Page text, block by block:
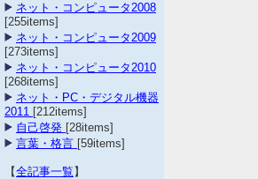
ネット・コンピュータ2008
[255items]
ネット・コンピュータ2009
[273items]
ネット・コンピュータ2010
[268items]
ネット・PC・デジタル機器
2011 [212items]
自己啓発 [28items]
言葉・格言 [59items]
【全記事一覧 】